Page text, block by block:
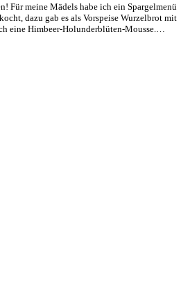
Für meine Mädels habe ich ein Spargelmenü
dazu gab es als Vorspeise Wurzelbrot mit
eine Himbeer-Holunderblüten-Mousse.…